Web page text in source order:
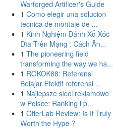
Warforged Artificer's Guide
1 Como elegir una solucion
tecnica de montaje de ...
1 Kinh Nghiệm Đánh Xổ Xóc
Đĩa Trên Mạng : Cách Ăn...
1 The pioneering field
transforming the way we ha...
1 ROKOK88: Referensi
Belajar Efektif referensi ...
1 Najlepsze sieci reklamowe
w Polsce: Ranking i p...
1 OfferLab Review: Is It Truly
Worth the Hype ?